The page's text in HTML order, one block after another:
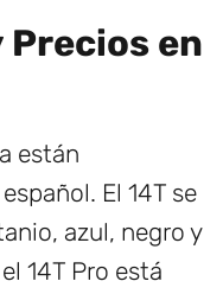
en
están
El 14T se
azul, negro y
14T Pro está